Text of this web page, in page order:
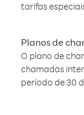
tarifas
Planos de
O plano de
chamadas
período de 30